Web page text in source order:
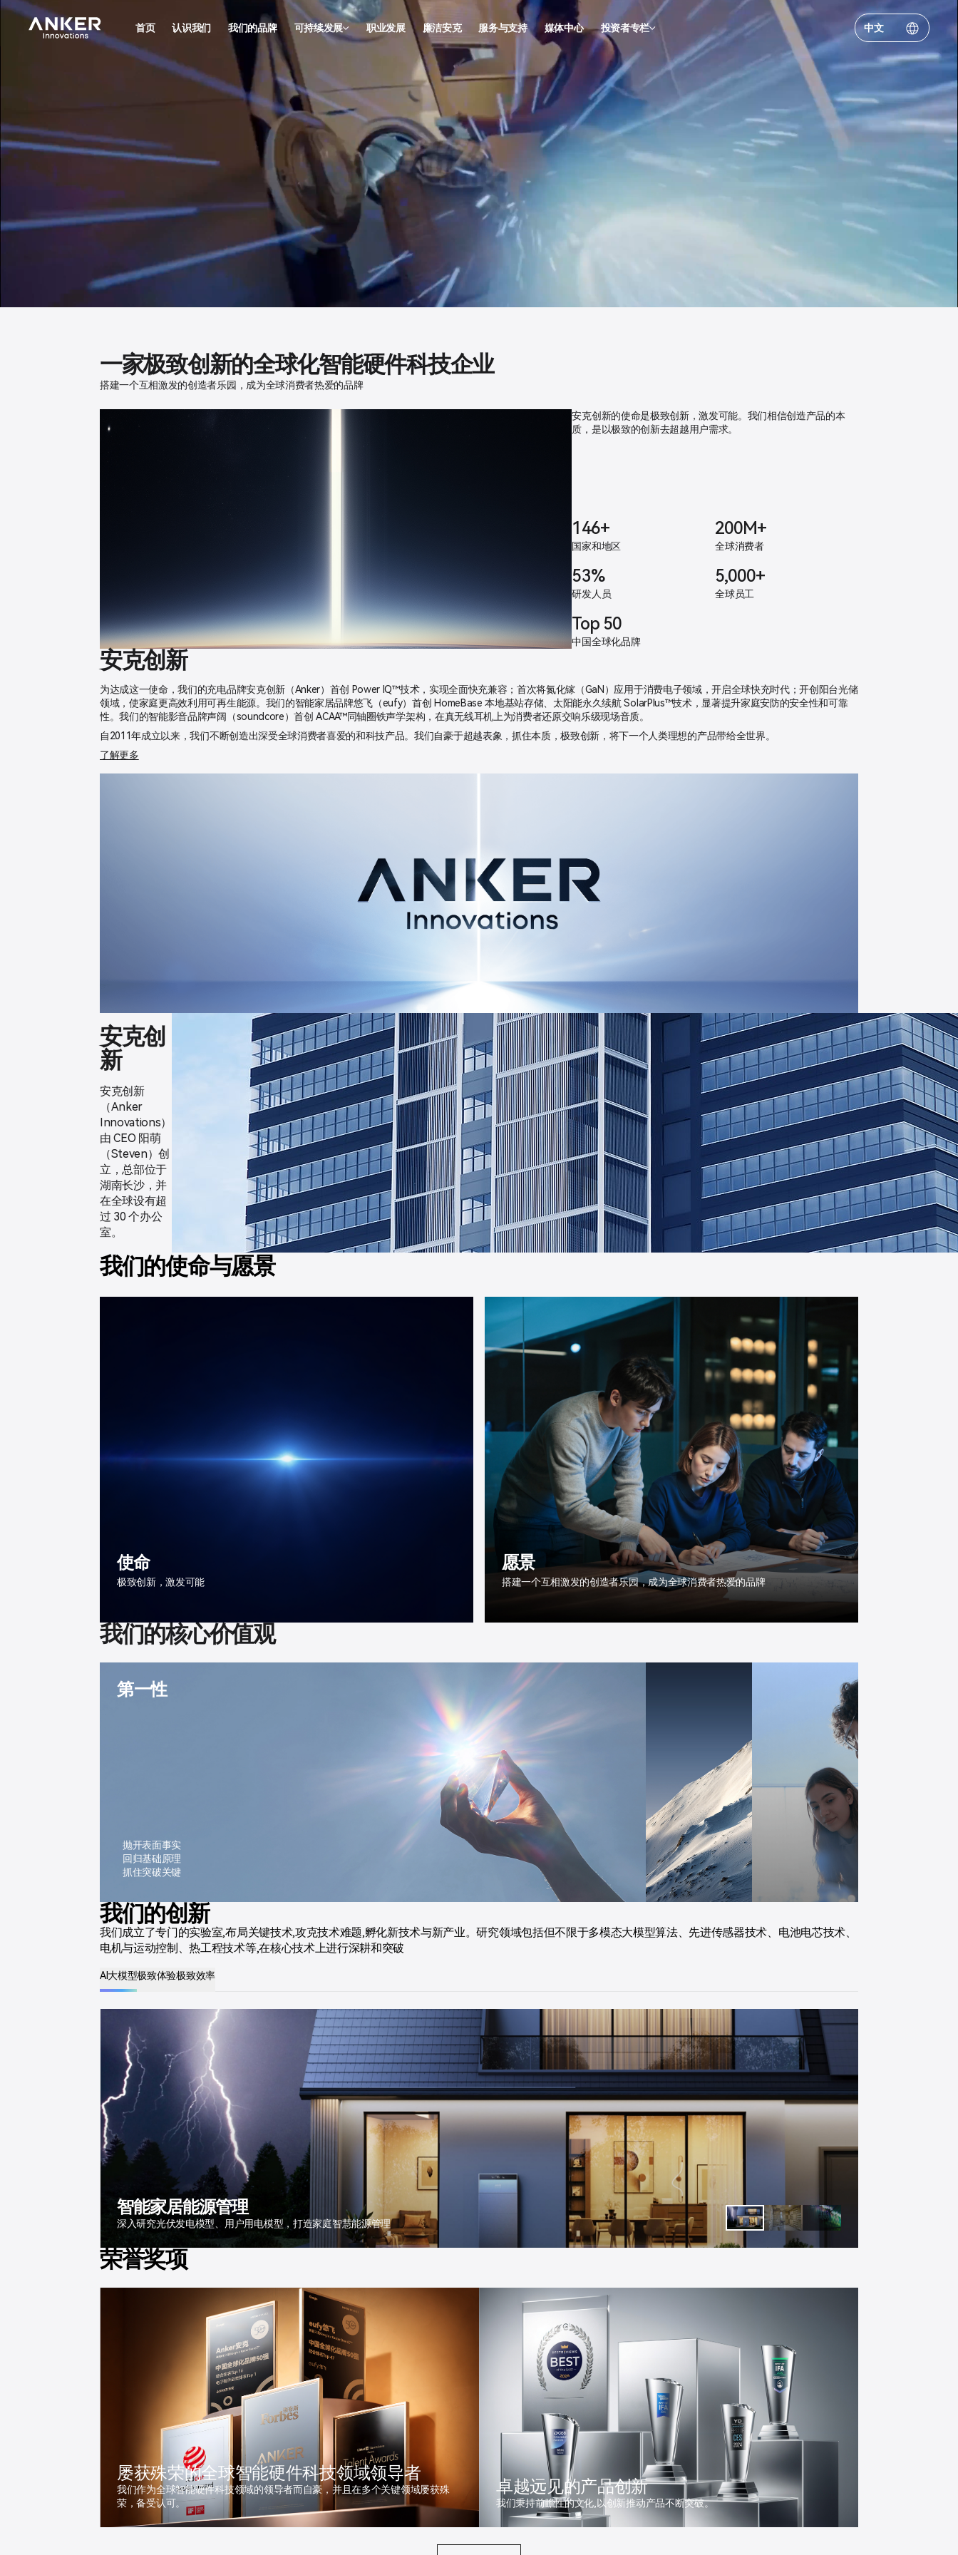
首页 认识我们 我们的品牌 可持续发展
可持续发展
合法合规
职业发展 廉洁安克 服务与支持 媒体中心 投资者专栏
信息披露
中文
极致创新，激发可能
一家极致创新的全球化智能硬件科技企业
搭建一个互相激发的创造者乐园，成为全球消费者热爱的品牌
安克创新的使命是极致创新，激发可能。我们相信创造产品的本
质，是以极致的创新去超越用户需求。
146+
国家和地区
200M+
全球消费者
53%
研发人员
5,000+
全球员工
Top 50
中国全球化品牌
安克创新
为达成这一使命，我们的充电品牌安克创新（Anker）首创 Power IQ™技术，实现全面快充兼容；首次将氮化镓（GaN）应用于消费电子领域，开启全球快充时代；开创阳台光储
领域，使家庭更高效利用可再生能源。我们的智能家居品牌悠飞（eufy）首创 HomeBase 本地基站存储、太阳能永久续航 SolarPlus™技术，显著提升家庭安防的安全性和可靠
性。我们的智能影音品牌声阔（soundcore）首创 ACAA™同轴圈铁声学架构，在真无线耳机上为消费者还原交响乐级现场音质。
自2011年成立以来，我们不断创造出深受全球消费者喜爱的和科技产品。我们自豪于超越表象，抓住本质，极致创新，将下一个人类理想的产品带给全世界。
了解更多
安克创
新
安克创新
（Anker
Innovations）
由 CEO 阳萌
（Steven）创
立，总部位于
湖南长沙，并
在全球设有超
过 30 个办公
室。
我们的使命与愿景
使命
极致创新，激发可能
愿景
搭建一个互相激发的创造者乐园，成为全球消费者热爱的品牌
我们的核心价值观
第一性
抛开表面事实
回归基础原理
抓住突破关键
顶着巨大风险
想尽一切办法
长期全局最优
长期主义：延迟满足，终局思维
公心：大局为先，感恩心态
自我觉察进化
我们的创新
我们成立了专门的实验室,布局关键技术,攻克技术难题,孵化新技术与新产业。研究领域包括但不限于多模态大模型算法、先进传感器技术、电池电芯技术、
电机与运动控制、热工程技术等,在核心技术上进行深耕和突破
AI大模型极致体验极致效率
深入研究光伏发电模型、用户用电模型，打造家庭智慧能源管理
个性化的音频体验
个性化听音体验，智能噪声消除，满足用户在不同场景下对于不同声音的多样要求
安全、省心、安心的极致体验，智能认知和感知环境，满足全天候全场景的安全及室
内、外的高效清洁
以用户为核心，识别和理解丰富的语义信息，自识别及适应不同环境，进行智能决策
更强的观影与家居体验
快速搭建极致的观影环境、虚拟安全管家服务、高精度3D定位和地图构建打造深度清洁
服务
全球首创将航天领域的氮化镓（GaN）应用到消费充电领域，不断开发电池专项技术，
在持续减轻重量和体积的同时，提高了能量的密度
高效率的无线充电
突破传统充电限制，实现设备在更大范围内的高效无线充电。终局是实现全屋边充边用
的无感自由充电体验
在降噪、声音清晰、影像感知、投影亮度，空间声场覆盖、清洁精确度及深度等方面不
断取得革命性进步
荣誉奖项
屡获殊荣的全球智能硬件科技领域领导者
我们作为全球智能硬件科技领域的领导者而自豪，并且在多个关键领域屡获殊
荣，备受认可。
卓越远见的产品创新
我们秉持前瞻性的文化,以创新推动产品不断突破。